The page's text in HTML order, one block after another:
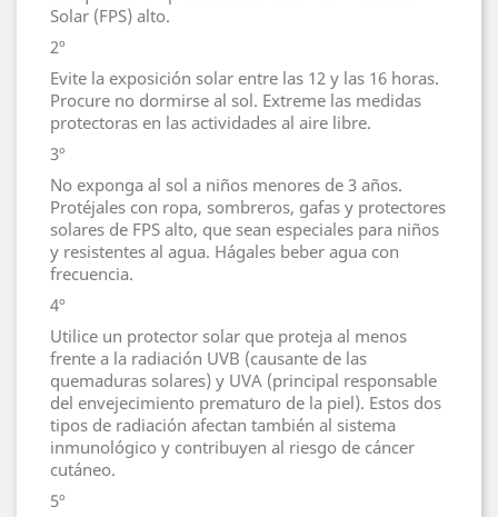
Solar (FPS) alto.
2º
Evite la exposición solar entre las 12 y las 16 horas.
Procure no dormirse al sol. Extreme las medidas
protectoras en las actividades al aire libre.
3º
No exponga al sol a niños menores de 3 años.
Protéjales con ropa, sombreros, gafas y protectores
solares de FPS alto, que sean especiales para niños
y resistentes al agua. Hágales beber agua con
frecuencia.
4º
Utilice un protector solar que proteja al menos
frente a la radiación UVB (causante de las
quemaduras solares) y UVA (principal responsable
del envejecimiento prematuro de la piel). Estos dos
tipos de radiación afectan también al sistema
inmunológico y contribuyen al riesgo de cáncer
cutáneo.
5º